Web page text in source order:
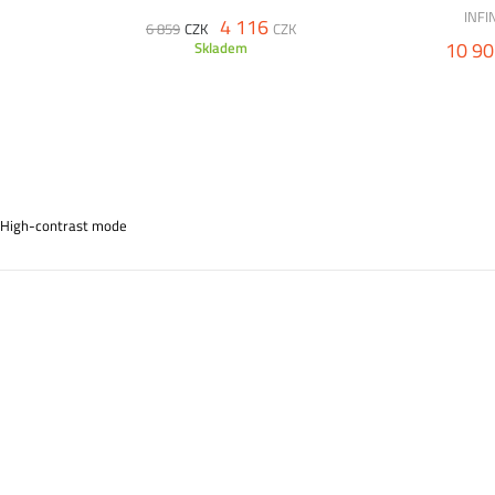
6 859 CZK 4 116 CZK
Skladem
10
High-contrast mode